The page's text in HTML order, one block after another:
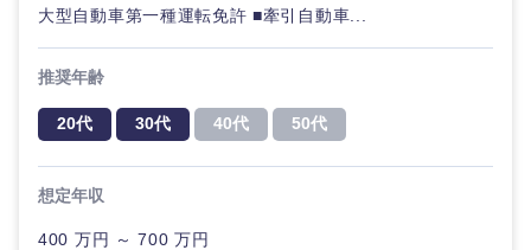
中国・四国地方
鳥取県 島根県
岡山県 広島県
山口県
大型自動車第一種運転免許 ■牽引自動車...
推奨年齢
20代 30代 40代 50代
想定年収
400 万円 ～ 700 万円